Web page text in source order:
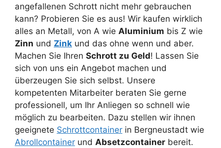
angefallenen Schrott nicht mehr gebrauchen
kann? Probieren Sie es aus! Wir kaufen wirklich
alles an Metall, von A wie Aluminium bis Z wie
Zinn und Zink und das ohne wenn und aber.
Machen Sie Ihren Schrott zu Geld! Lassen Sie
sich von uns ein Angebot machen und
überzeugen Sie sich selbst. Unsere
kompetenten Mitarbeiter beraten Sie gerne
professionell, um Ihr Anliegen so schnell wie
möglich zu bearbeiten. Dazu stellen wir ihnen
geeignete Schrottcontainer in Bergneustadt wie
Abrollcontainer und Absetzcontainer bereit.